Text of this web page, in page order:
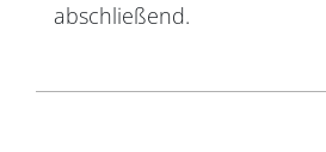
abschließend.